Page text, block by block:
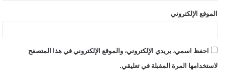
الموقع الإلكتروني
احفظ اسمي، بريدي الإلكتروني، والموقع الإلكتروني في هذا المتصفح
لاستخدامها المرة المقبلة في تعليقي.